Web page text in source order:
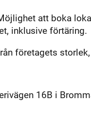
att boka
inklusive förtäring.
företagets storlek,
16B i